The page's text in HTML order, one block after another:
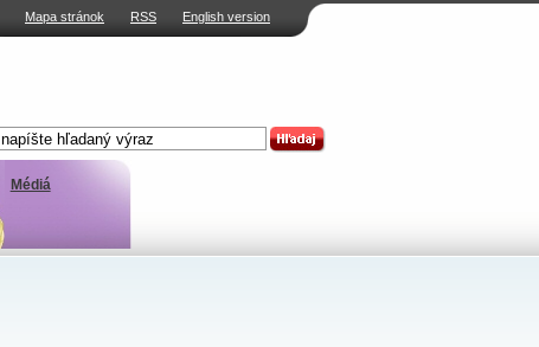
Mapa stránok RSS English version
Médiá